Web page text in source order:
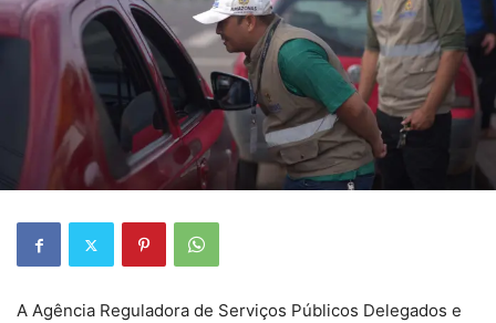
A Agência Reguladora de Serviços Públicos Delegados e